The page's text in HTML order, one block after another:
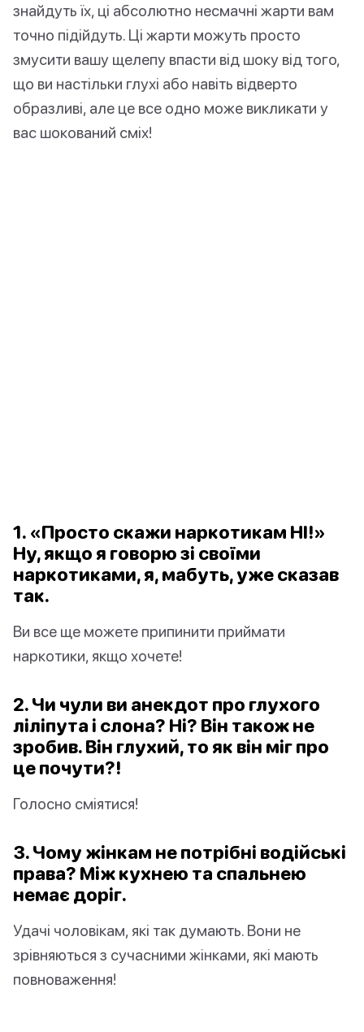
знайдуть їх, ці абсолютно несмачні жарти вам
точно підійдуть. Ці жарти можуть просто
змусити вашу щелепу впасти від шоку від того,
що ви настільки глухі або навіть відверто
образливі, але це все одно може викликати у
вас шокований сміх!
1. «Просто скажи наркотикам НІ!»
Ну, якщо я говорю зі своїми
наркотиками, я, мабуть, уже сказав
так.
Ви все ще можете припинити приймати
наркотики, якщо хочете!
2. Чи чули ви анекдот про глухого
ліліпута і слона? Ні? Він також не
зробив. Він глухий, то як він міг про
це почути?!
Голосно сміятися!
3. Чому жінкам не потрібні водійські
права? Між кухнею та спальнею
немає доріг.
Удачі чоловікам, які так думають. Вони не
зрівняються з сучасними жінками, які мають
повноваження!